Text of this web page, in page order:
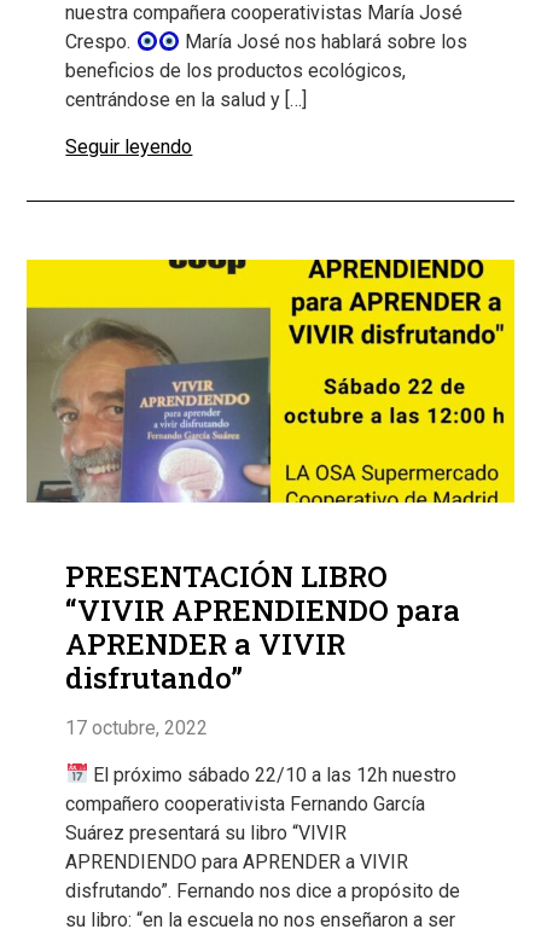
nuestra compañera cooperativistas María José
Crespo.
María José nos hablará sobre los
beneficios de los productos ecológicos,
centrándose en la salud y […]
Seguir leyendo
PRESENTACIÓN LIBRO
“VIVIR APRENDIENDO para
APRENDER a VIVIR
disfrutando”
17 octubre, 2022
El próximo sábado 22/10 a las 12h nuestro
compañero cooperativista Fernando García
Suárez presentará su libro “VIVIR
APRENDIENDO para APRENDER a VIVIR
disfrutando”. Fernando nos dice a propósito de
su libro: “en la escuela no nos enseñaron a ser